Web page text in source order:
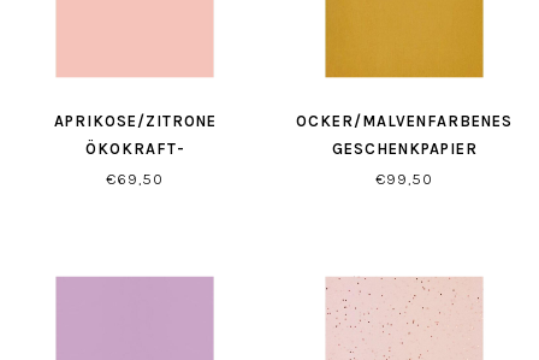
APRIKOSE/ZITRONE
ÖKOKRAFT-
GESCHENKPAPIER
€69,50
OCKER/MALVENFARBENES
GESCHENKPAPIER
€99,50